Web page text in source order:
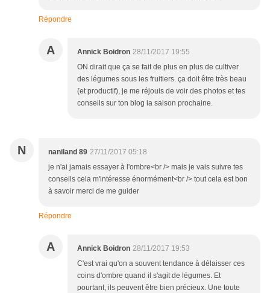
Répondre
A Annick Boidron 28/11/2017 19:55
ON dirait que ça se fait de plus en plus de cultiver
des légumes sous les fruitiers. ça doit être très beau
(et productif), je me réjouis de voir des photos et tes
conseils sur ton blog la saison prochaine.
N naniland 89 27/11/2017 05:18
je n'ai jamais essayer à l'ombre<br /> mais je vais suivre tes
conseils cela m'intéresse énormément<br /> tout cela est bon
à savoir merci de me guider
Répondre
A Annick Boidron 28/11/2017 19:53
C'est vrai qu'on a souvent tendance à délaisser ces
coins d'ombre quand il s'agit de légumes. Et
pourtant, ils peuvent être bien précieux. Une toute